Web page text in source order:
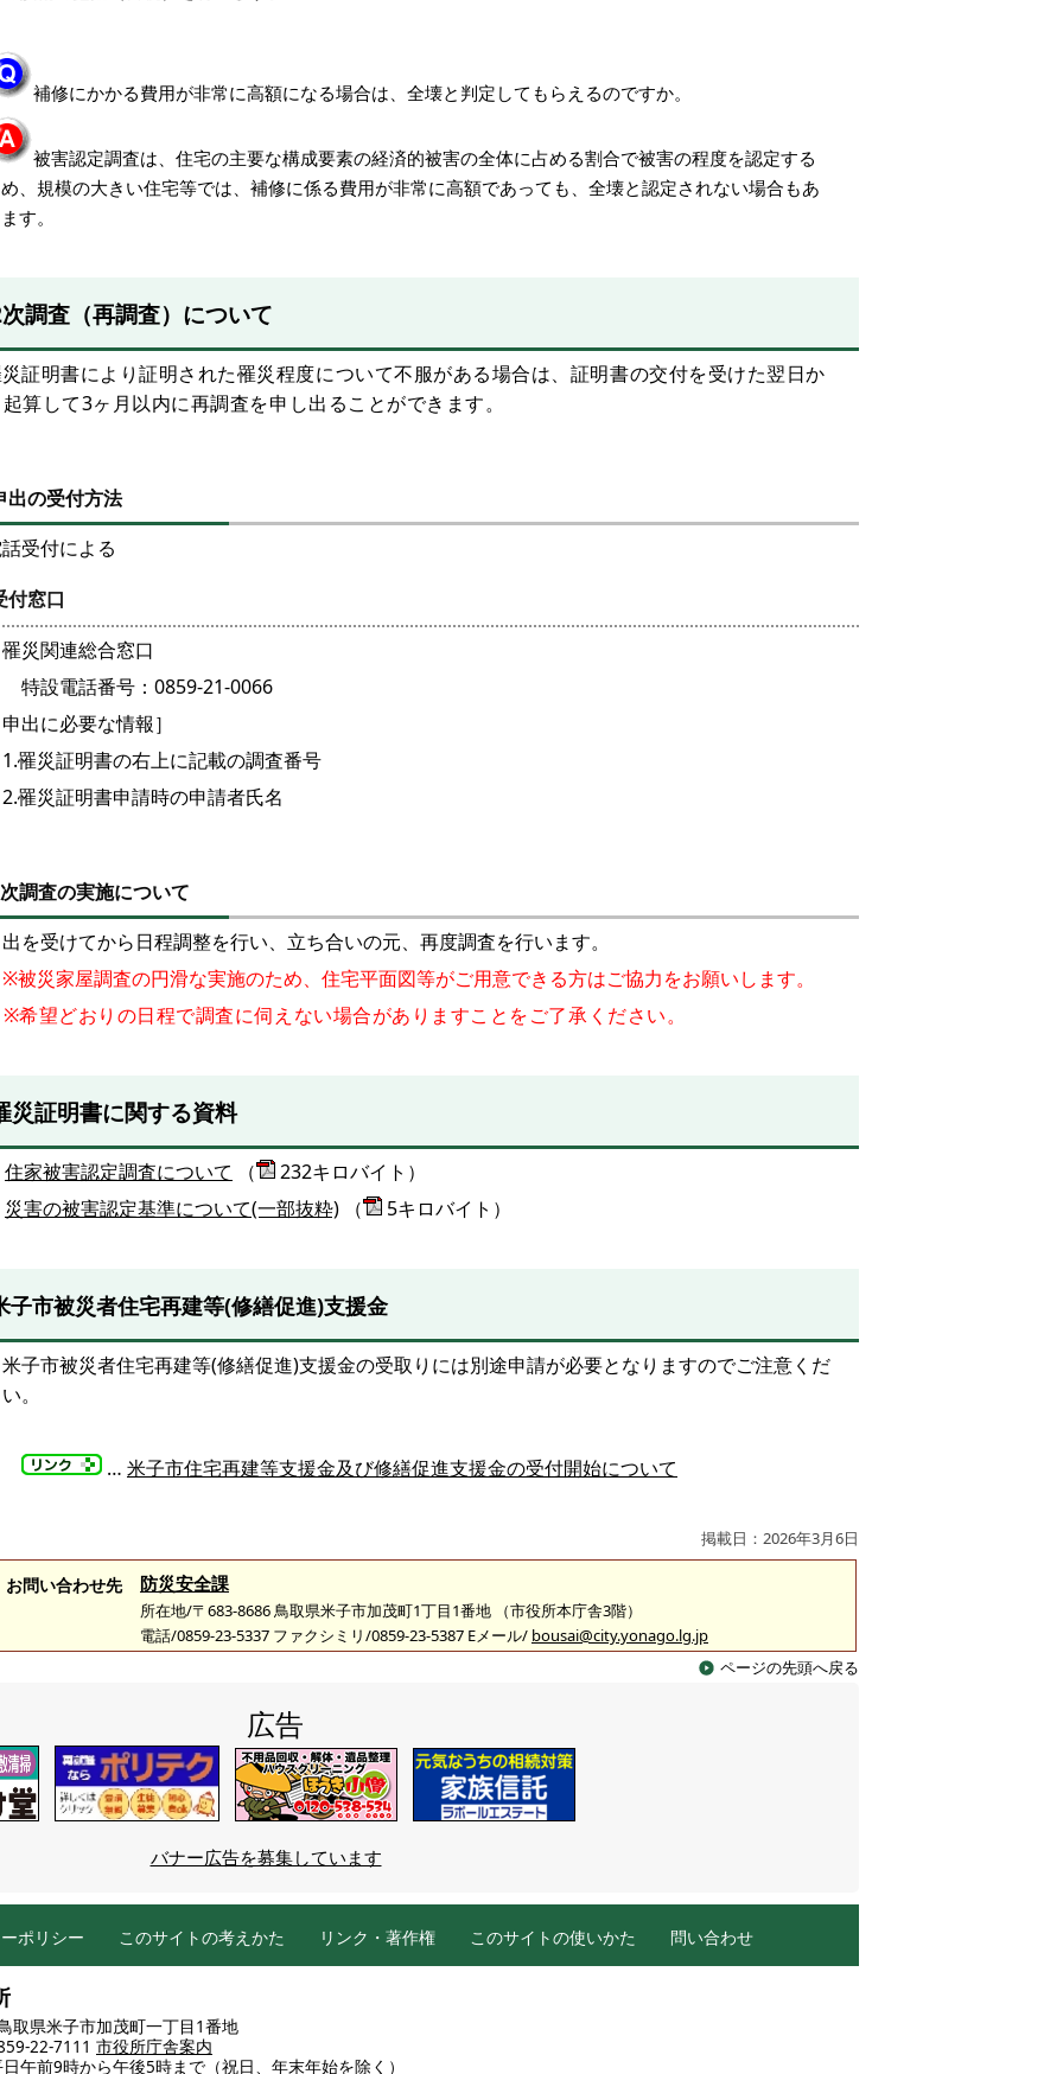
補修にかかる費用が非常に高額になる場合は、全壊と判定してもらえるのですか。
被害認定調査は、住宅の主要な構成要素の経済的被害の全体に占める割合で被害の程度を認定する
、規模の大きい住宅等では、補修に係る費用が非常に高額であっても、全壊と認定されない場合もあ
す。
調査（再調査）について
証明書により証明された罹災程度について不服がある場合は、証明書の交付を受けた翌日か
算して3ヶ月以内に再調査を申し出ることができます。
出の受付方法
受付による
付窓口
関連総合窓口
設電話番号：0859-21-0066
出に必要な情報］
災証明書の右上に記載の調査番号
災証明書申請時の申請者氏名
調査の実施について
を受けてから日程調整を行い、立ち合いの元、再度調査を行います。
災家屋調査の円滑な実施のため、住宅平面図等がご用意できる方はご協力をお願いします。
望どおりの日程で調査に伺えない場合がありますことをご了承ください。
災証明書に関する資料
住家被害認定調査について （
232キロバイト）
災害の被害認定基準について(一部抜粋) （ 5キロバイト）
子市被災者住宅再建等(修繕促進)支援金
市被災者住宅再建等(修繕促進)支援金の受取り には別途申請が必要となりますのでご注意くだ
。
… 米子市住宅再建等支援金及び修繕促進支援金の受付開始について
掲載日：2026年3月6日
お問い合わせ先 防災安全課
所在地/〒683-8686 鳥取県米子市加茂町1丁目1番地 （市役所本庁舎3階）
電話/0859-23-5337 ファクシミリ/0859-23-5387 Eメール/ bousai@city.yonago.lg.jp
ページの先頭へ戻る
広告
バナー広告を募集しています
ポリシー このサイトの考えかた リンク・著作権 このサイトの使いかた 問い合わせ
取県米子市加茂町一丁目1番地
22-7111 市役所庁舎案内
日午前9時から午後5時まで （祝日、年末年始を除く）